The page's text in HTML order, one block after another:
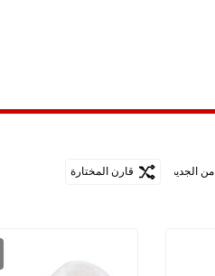
من الجديد الي الاقدمقارن المختارة